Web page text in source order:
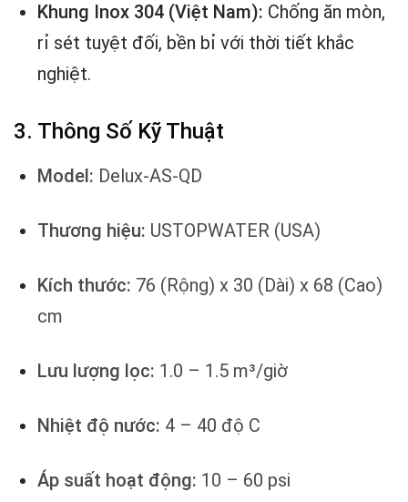
Khung Inox 304 (Việt Nam): Chống ăn mòn,
rỉ sét tuyệt đối, bền bỉ với thời tiết khắc
nghiệt.
3. Thông Số Kỹ Thuật
Model: Delux-AS-QD
Thương hiệu: USTOPWATER (USA)
Kích thước: 76 (Rộng) x 30 (Dài) x 68 (Cao)
cm
Lưu lượng lọc: 1.0 – 1.5 m³/giờ
Nhiệt độ nước: 4 – 40 độ C
Áp suất hoạt động: 10 – 60 psi